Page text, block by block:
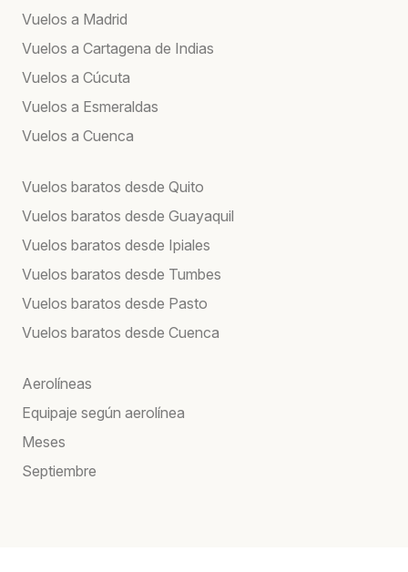
Vuelos a Madrid
Vuelos a Cartagena de Indias
Vuelos a Cúcuta
Vuelos a Esmeraldas
Vuelos a Cuenca
Vuelos baratos desde Quito
Vuelos baratos desde Guayaquil
Vuelos baratos desde Ipiales
Vuelos baratos desde Tumbes
Vuelos baratos desde Pasto
Vuelos baratos desde Cuenca
Aerolíneas
Equipaje según aerolínea
Meses
Septiembre